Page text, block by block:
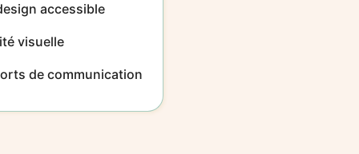
accessible
visuelle
de communication